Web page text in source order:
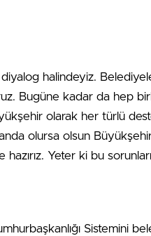
diyalog halindeyiz.
Bugüne kadar da hep
olarak her türlü
olursa olsun
Yeter ki bu
Sistemini